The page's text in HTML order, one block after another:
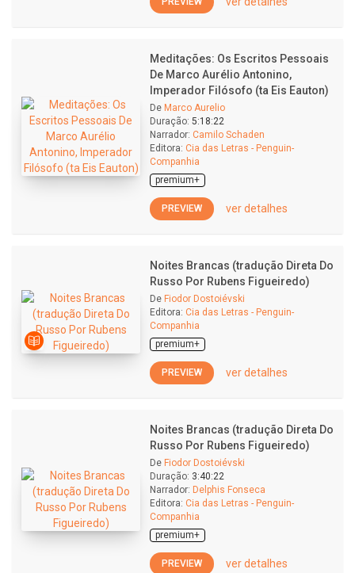
Meditações: Os Escritos Pessoais
De Marco Aurélio Antonino,
Imperador Filósofo (ta Eis Eauton)
De Marco Aurelio
Duração: 5:18:22
Narrador: Camilo Schaden
Editora: Cia das Letras - Penguin-
Companhia
premium+
PREVIEW ver detalhes
Noites Brancas (tradução Direta Do
Russo Por Rubens Figueiredo)
De Fiodor Dostoiévski
Editora: Cia das Letras - Penguin-
Companhia
premium+
PREVIEW ver detalhes
Noites Brancas (tradução Direta Do
Russo Por Rubens Figueiredo)
De Fiodor Dostoiévski
Duração: 3:40:22
Narrador: Delphis Fonseca
Editora: Cia das Letras - Penguin-
Companhia
premium+
PREVIEW ver detalhes